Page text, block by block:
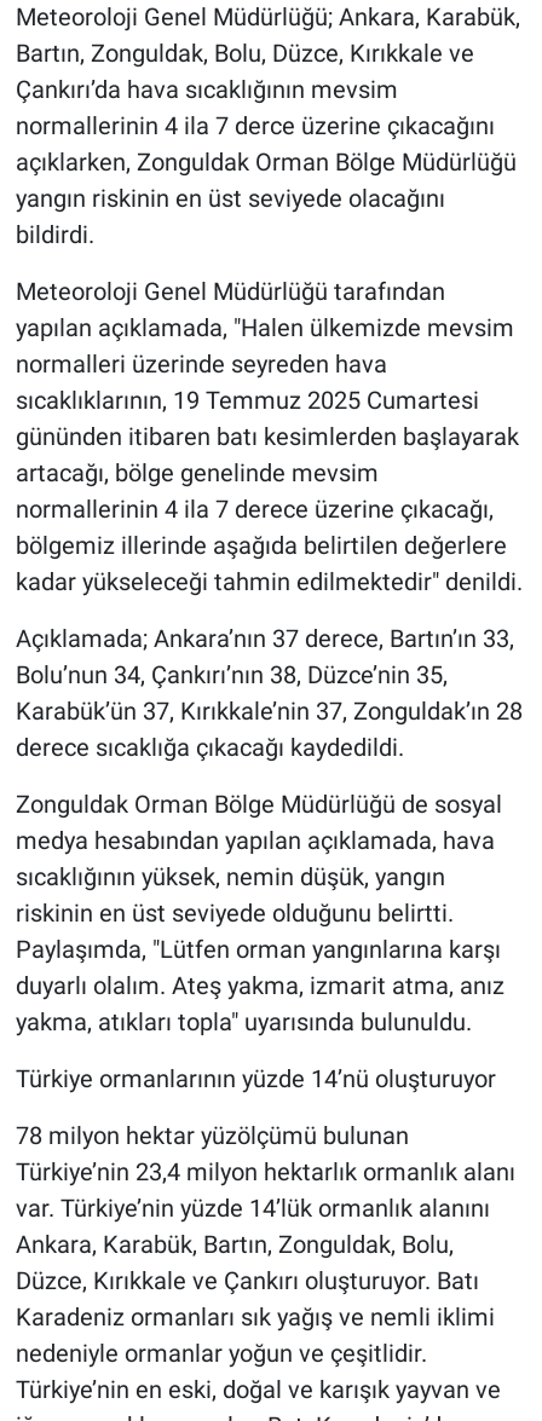
Meteoroloji Genel Müdürlüğü; Ankara, Karabük,
Bartın, Zonguldak, Bolu, Düzce, Kırıkkale ve
Çankırı’da hava sıcaklığının mevsim
normallerinin 4 ila 7 derce üzerine çıkacağını
açıklarken, Zonguldak Orman Bölge Müdürlüğü
yangın riskinin en üst seviyede olacağını
bildirdi.
Meteoroloji Genel Müdürlüğü tarafından
yapılan açıklamada, "Halen ülkemizde mevsim
normalleri üzerinde seyreden hava
sıcaklıklarının, 19 Temmuz 2025 Cumartesi
gününden itibaren batı kesimlerden başlayarak
artacağı, bölge genelinde mevsim
normallerinin 4 ila 7 derece üzerine çıkacağı,
bölgemiz illerinde aşağıda belirtilen değerlere
kadar yükseleceği tahmin edilmektedir" denildi.
Açıklamada; Ankara’nın 37 derece, Bartın’ın 33,
Bolu’nun 34, Çankırı’nın 38, Düzce’nin 35,
Karabük’ün 37, Kırıkkale’nin 37, Zonguldak’ın 28
derece sıcaklığa çıkacağı kaydedildi.
Zonguldak Orman Bölge Müdürlüğü de sosyal
medya hesabından yapılan açıklamada, hava
sıcaklığının yüksek, nemin düşük, yangın
riskinin en üst seviyede olduğunu belirtti.
Paylaşımda, "Lütfen orman yangınlarına karşı
duyarlı olalım. Ateş yakma, izmarit atma, anız
yakma, atıkları topla" uyarısında bulunuldu.
Türkiye ormanlarının yüzde 14’nü oluşturuyor
78 milyon hektar yüzölçümü bulunan
Türkiye’nin 23,4 milyon hektarlık ormanlık alanı
var. Türkiye’nin yüzde 14’lük ormanlık alanını
Ankara, Karabük, Bartın, Zonguldak, Bolu,
Düzce, Kırıkkale ve Çankırı oluşturuyor. Batı
Karadeniz ormanları sık yağış ve nemli iklimi
nedeniyle ormanlar yoğun ve çeşitlidir.
Türkiye’nin en eski, doğal ve karışık yayvan ve